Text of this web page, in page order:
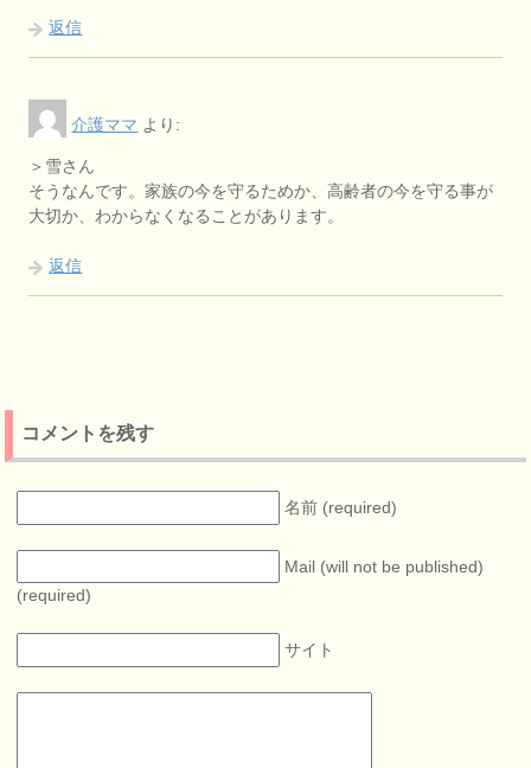
返信
介護ママ より:
＞雪さん
そうなんです。家族の今を守るためか、高齢者の今を守る事が
大切か、わからなくなることがあります。
返信
コメントを残す
名前 (required)
Mail (will not be published)
(required)
サイト